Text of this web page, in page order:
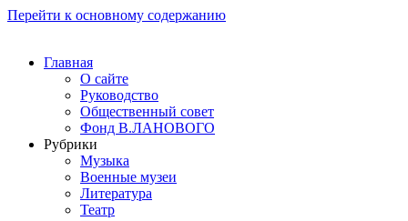
Перейти к основному содержанию
Главная
О сайте
Руководство
Общественный совет
Фонд В.ЛАНОВОГО
Рубрики
Музыка
Военные музеи
Литература
Театр